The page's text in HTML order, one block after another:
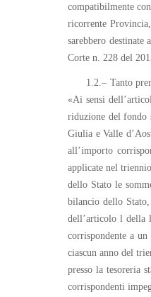
compatibilmente
ricorrente
sarebbero
Corte n. 228 del
1.2.– Tanto
«Ai sensi
riduzione del fondo
Giulia e Valle
all’importo
applicate nel
dello Stato le
bilancio dello
dell’articolo l della
corrispondente a
ciascun anno del
presso la tesoreria
corrispondenti